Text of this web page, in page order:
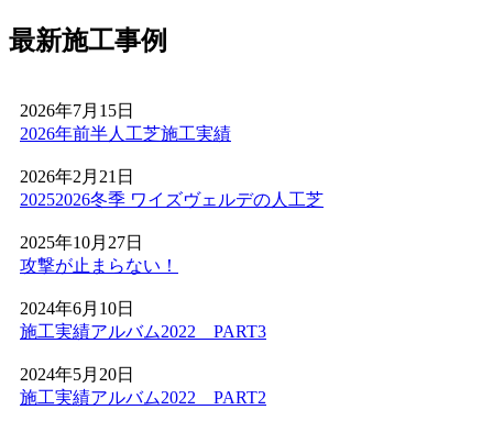
プロスポーツの現場でも選ばれる信頼の品質が当社の自慢
大規模施設、さらには本格的なテニスコートなど、激しい
動きと高い摩擦が求められる場所にもワイズヴェルデの人
工芝は導入されています。この高い耐久性と、日常的なメ
ンテナンスのしやすさは、広い敷地を管理される法人様や
自治体様からも高く評価されています。摩耗に強く、長期
ーツ施設のリニューアルやフットサルコートの新設もぜひ
ご相談ください。プロ基準の品質を一般のご家庭にもお届
2026.5.28
人工芝の技術革新により、現在では天然芝と見分けがつか
ないほどの美しさとリアルな質感が実現されています。一
年中鮮やかな緑を保てるため、景観を重視する個人宅の主
最新施工事例
2026年7月15日
2026年前半人工芝施工実績
2026年2月21日
20252026冬季 ワイズヴェルデの人工芝
2025年10月27日
攻撃が止まらない！
2024年6月10日
施工実績アルバム2022 PART3
2024年5月20日
施工実績アルバム2022 PART2